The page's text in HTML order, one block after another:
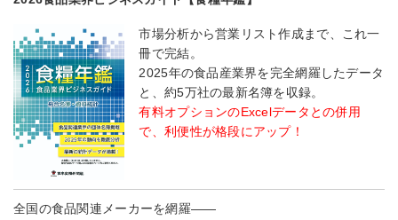
市場分析から営業リスト作成まで、これ一
冊で完結。
2025年の食品産業界を完全網羅したデータ
と、約5万社の最新名簿を収録。
有料オプションのExcelデータとの併用
で、利便性が格段にアップ！
全国の食品関連メーカーを網羅――